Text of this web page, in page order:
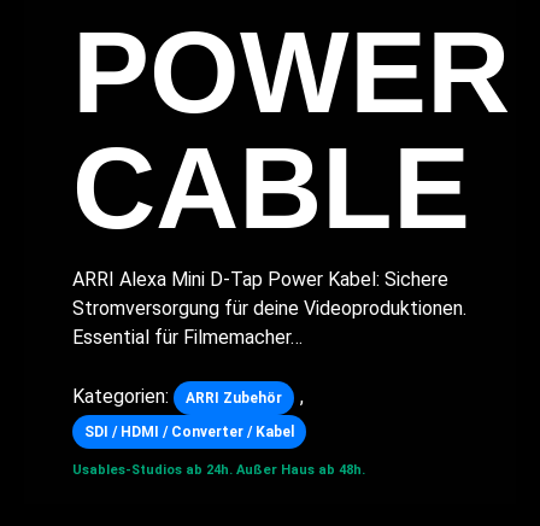
POWER
CABLE
ARRI Alexa Mini D-Tap Power Kabel: Sichere
Stromversorgung für deine Videoproduktionen.
Essential für Filmemacher…
Kategorien: ARRI Zubehör ,
SDI / HDMI / Converter / Kabel
Usables-Studios ab 24h. Außer Haus ab 48h.